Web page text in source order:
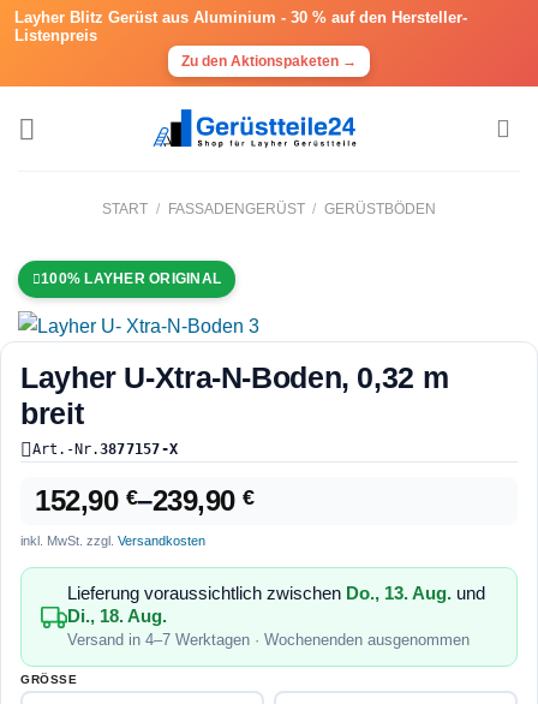
Layher Blitz Gerüst aus Aluminium - 30 % auf den Hersteller-
Listenpreis
Zu den Aktionspaketen →
START / FASSADENGERÜST / GERÜSTBÖDEN
100% LAYHER ORIGINAL
Layher U-Xtra-N-Boden, 0,32 m
breit
Art.-Nr.3877157-X
152,90 €–239,90€
inkl. MwSt. zzgl. Versandkosten
Lieferung voraussichtlich zwischen Do., 13. Aug. und
Di., 18. Aug.
Versand in 4–7 Werktagen · Wochenenden ausgenommen
GRÖSSE